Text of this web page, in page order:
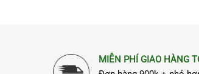
MIỄN PHÍ GIAO HÀNG